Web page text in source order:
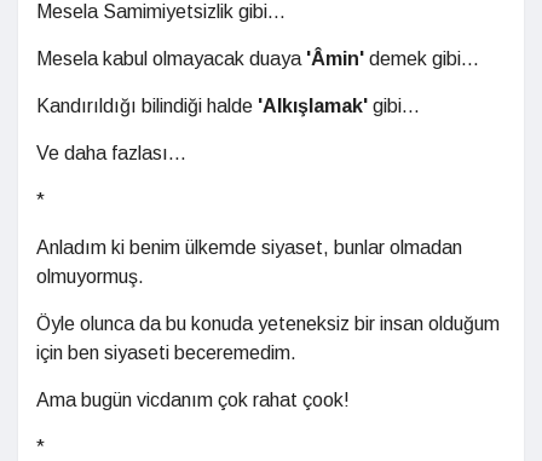
Mesela Samimiyetsizlik gibi...
Mesela kabul olmayacak duaya 'Âmin' demek gibi...
Kandırıldığı bilindiği halde 'Alkışlamak' gibi...
Ve daha fazlası...
*
Anladım ki benim ülkemde siyaset, bunlar olmadan
olmuyormuş.
Öyle olunca da bu konuda yeteneksiz bir insan olduğum
için ben siyaseti beceremedim.
Ama bugün vicdanım çok rahat çook!
*